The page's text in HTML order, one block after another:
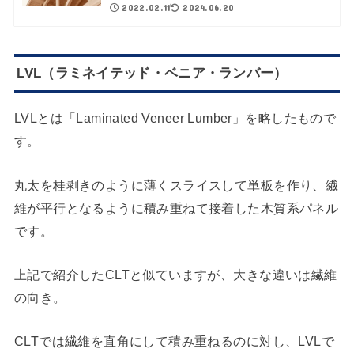
2022.02.11 2024.06.20
LVL（ラミネイテッド・ベニア・ランバー）
LVLとは「Laminated Veneer Lumber」を略したもので
す。
丸太を桂剥きのように薄くスライスして単板を作り、繊
維が平行となるように積み重ねて接着した木質系パネル
です。
上記で紹介したCLTと似ていますが、大きな違いは繊維
の向き。
CLTでは繊維を直角にして積み重ねるのに対し、LVLで